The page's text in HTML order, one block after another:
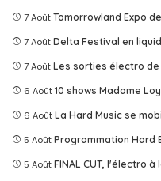
7 Août Tomorrowland Expo
7 Août Delta Festival en
7 Août Les sorties électro de
6 Août 10 shows Madame
6 Août La Hard Music se
5 Août Programmation Hard
5 Août FINAL CUT, l'électro à